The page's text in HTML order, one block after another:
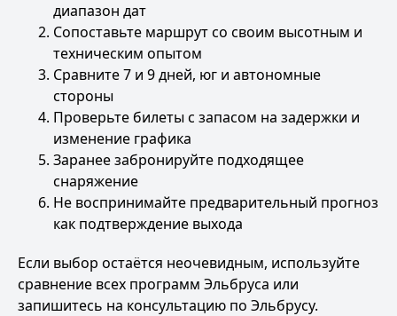
диапазон дат
Сопоставьте маршрут со своим высотным и
техническим опытом
Сравните 7 и 9 дней, юг и автономные
стороны
Проверьте билеты с запасом на задержки и
изменение графика
Заранее забронируйте подходящее
снаряжение
Не воспринимайте предварительный прогноз
как подтверждение выхода
Если выбор остаётся неочевидным, используйте
сравнение всех программ Эльбруса или
запишитесь на консультацию по Эльбрусу.